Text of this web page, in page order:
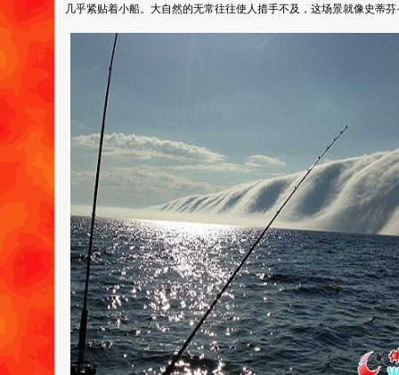
几乎紧贴着小船。大自然的无常往往使人措手不及，这场景就像史蒂